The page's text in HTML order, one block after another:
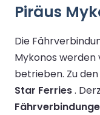
Piräus
Die
Mykonos werden
betrieben. Zu
Star Ferries.